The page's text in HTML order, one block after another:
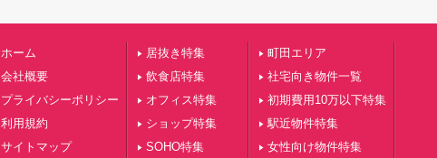
ホーム
会社概要
プライバシーポリシー
利用規約
サイトマップ
居抜き特集
飲食店特集
オフィス特集
ショップ特集
SOHO特集
町田エリア
社宅向き物件一覧
初期費用10万以下特集
駅近物件特集
女性向け物件特集